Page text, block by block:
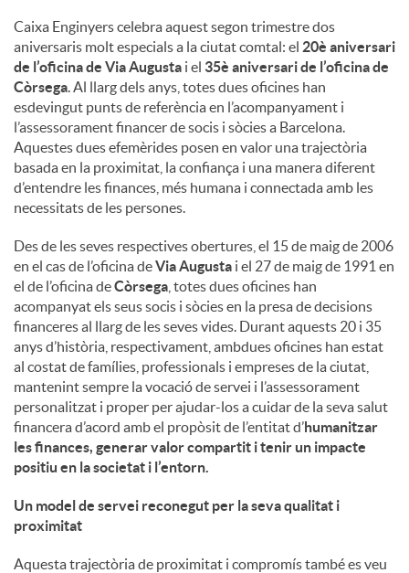
t
i
n
g
u
t
s
Caixa Enginyers celebra aquest segon trimestre dos
aniversaris molt especials a la ciutat comtal: el 20è aniversari
de l’oficina de Via Augusta i el 35è aniversari de l’oficina de
Còrsega. Al llarg dels anys, totes dues oficines han
esdevingut punts de referència en l’acompanyament i
l’assessorament financer de socis i sòcies a Barcelona.
Aquestes dues efemèrides posen en valor una trajectòria
basada en la proximitat, la confiança i una manera diferent
d’entendre les finances, més humana i connectada amb les
necessitats de les persones.
Des de les seves respectives obertures, el 15 de maig de 2006
en el cas de l’oficina deVia Augusta i el 27 de maig de 1991 en
el de l’oficina deCòrsega , totes dues oficines han
acompanyat els seus socis i sòcies en la presa de decisions
financeres al llarg de les seves vides. Durant aquests 20 i 35
anys d’història, respectivament, ambdues oficines han estat
al costat de famílies, professionals i empreses de la ciutat,
mantenint sempre la vocació de servei i l’assessorament
personalitzat i proper per ajudar-los a cuidar de la seva salut
financera d’acord amb el propòsit de l’entitat d’humanitzar
les finances, generar valor compartit i tenir un impacte
positiu en la societat i l’entorn.
Un model de servei reconegut per la seva qualitat i
proximitat
Aquesta trajectòria de proximitat i compromís també es veu